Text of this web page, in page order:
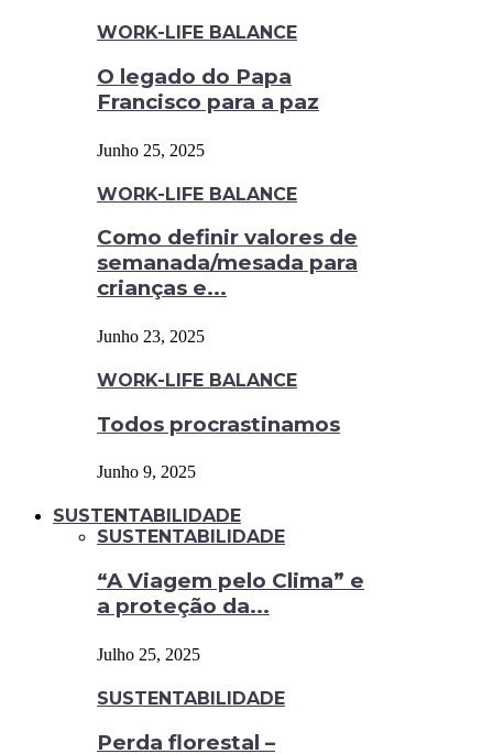
WORK-LIFE BALANCE
O legado do Papa
Francisco para a paz
Junho 25, 2025
WORK-LIFE BALANCE
Como definir valores de
semanada/mesada para
crianças e...
Junho 23, 2025
WORK-LIFE BALANCE
Todos procrastinamos
Junho 9, 2025
SUSTENTABILIDADE
SUSTENTABILIDADE
“A Viagem pelo Clima” e
a proteção da...
Julho 25, 2025
SUSTENTABILIDADE
Perda florestal –